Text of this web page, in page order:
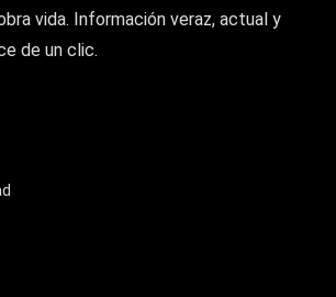
vida. Información veraz, actual y
de un clic.